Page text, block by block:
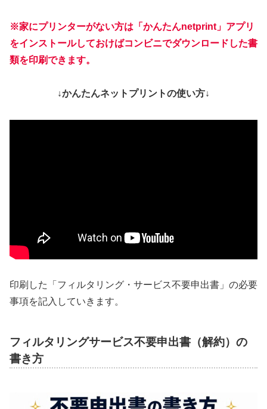
※家にプリンターがない方は「かんたんnetprint」アプリ
をインストールしておけばコンビニでダウンロードした書
類を印刷できます。
↓かんたんネットプリントの使い方↓
印刷した「フィルタリング・サービス不要申出書」の必要
事項を記入していきます。
フィルタリングサービス不要申出書（解約）の
書き方